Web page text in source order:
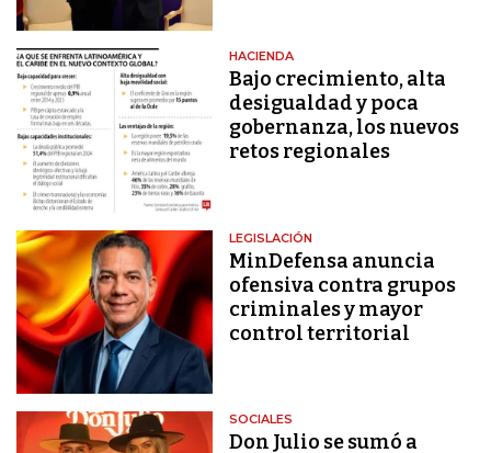
HACIENDA
Bajo crecimiento, alta
desigualdad y poca
gobernanza, los nuevos
retos regionales
LEGISLACIÓN
MinDefensa anuncia
ofensiva contra grupos
criminales y mayor
control territorial
SOCIALES
Don Julio se sumó a